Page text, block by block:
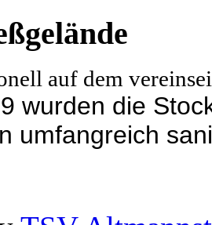
auf dem
wurden die
umfangreich